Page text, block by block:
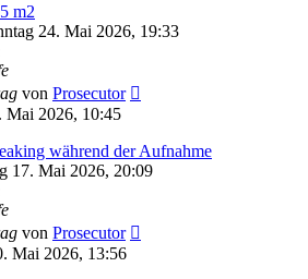
m2
24. Mai 2026, 19:33
von Prosecutor
Mai 2026, 10:45
während der Aufnahme
17. Mai 2026, 20:09
von Prosecutor
Mai 2026, 13:56